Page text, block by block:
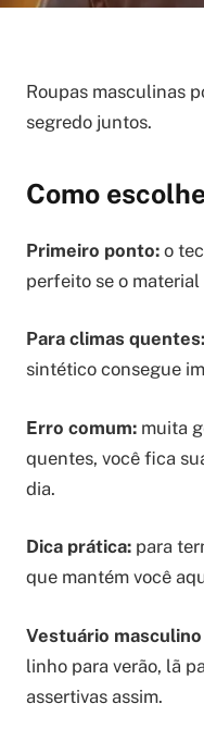
Roupas masculinas
segredo juntos.
Como
Primeiro ponto: o
perfeito se o
Para climas quentes:
sintético consegue
Erro comum: muita
quentes, você fica
dia.
Dica prática: para
que mantém você
Vestuário
linho para verão, lã
assertivas assim.